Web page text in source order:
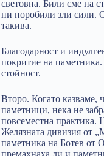
световна. Били сме на
ни поробили зли сили.
такива.
Благодарност и
покритие на
стойност.
Второ. Когато казваме,
паметници, нека не
повсеместна практика.
Желязната дивизия от
паметника на Ботев от
премахнаха ли и